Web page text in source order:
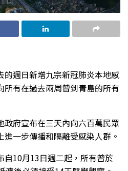
的週日新增九宗新冠肺炎本地感
有在過去兩周曾到青島的所有
府宣布在三天內向六百萬民眾
一步傳播和隔離受感染人群。
自10月13日週二起，所有曾於